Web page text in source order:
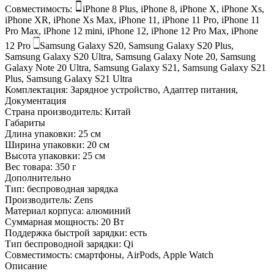
Совместимость:
iPhone 8 Plus, iPhone 8, iPhone X, iPhone Xs,
iPhone XR, iPhone Xs Max, iPhone 11, iPhone 11 Pro, iPhone 11
Pro Max, iPhone 12 mini, iPhone 12, iPhone 12 Pro Max, iPhone
12 Pro
Samsung Galaxy S20, Samsung Galaxy S20 Plus,
Samsung Galaxy S20 Ultra, Samsung Galaxy Note 20, Samsung
Galaxy Note 20 Ultra, Samsung Galaxy S21, Samsung Galaxy S21
Plus, Samsung Galaxy S21 Ultra
Комплектация: Зарядное устройство, Адаптер питания,
Документация
Страна производитель: Китай
Габариты
Длина упаковки: 25 см
Ширина упаковки: 20 см
Высота упаковки: 25 см
Вес товара: 350 г
Дополнительно
Тип: беспроводная зарядка
Производитель: Zens
Материал корпуса: алюминий
Суммарная мощность: 20 Вт
Поддержка быстрой зарядки: есть
Тип беспроводной зарядки: Qi
Совместимость: смартфоны, AirPods, Apple Watch
Описание